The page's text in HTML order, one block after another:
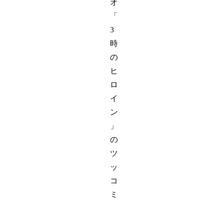
オ
「
3
時
の
ヒ
ロ
イ
ン
」
の
ツ
ッ
コ
ミ